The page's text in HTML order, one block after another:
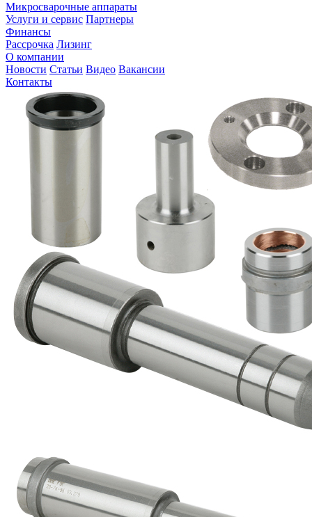
Микросварочные аппараты
Услуги и сервис Партнеры
Финансы
Рассрочка Лизинг
О компании
Новости Статьи Видео Вакансии
Контакты